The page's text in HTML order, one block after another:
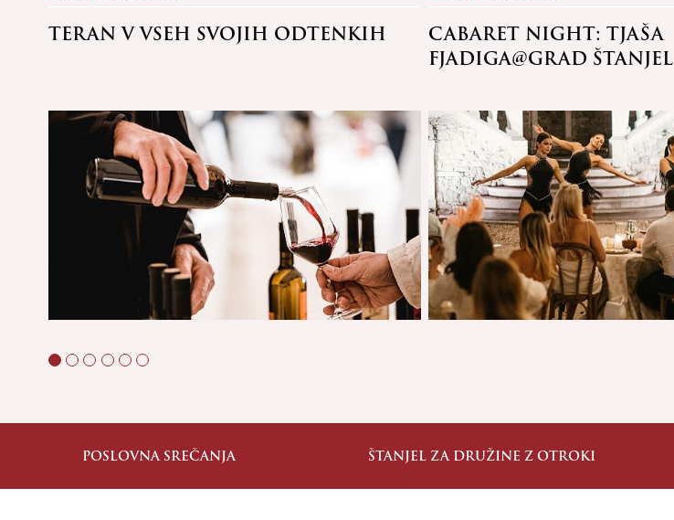
TERAN V VSEH SVOJIH ODTENKIH
CABARET NIGHT: TJAŠA
FJADIGA@GRAD ŠTANJEL
POSLOVNA SREČANJA ŠTANJEL ZA DRUŽINE Z OTROKI